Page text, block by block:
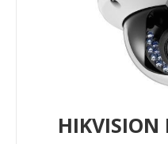
HIKVISION